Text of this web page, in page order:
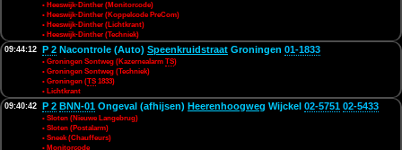
• Heeswijk-Dinther (Monitorcode)
• Heeswijk-Dinther (Koppelcode PreCom)
• Heeswijk-Dinther (Lichtkrant)
• Heeswijk-Dinther (Techniek)
09:44:12 P 2 Nacontrole (Auto) Speenkruidstraat Groningen 01-1833
• Groningen Sontweg (Kazernealarm TS)
• Groningen Sontweg (Techniek)
• Groningen (TS 1833)
• Lichtkrant
09:40:42 P 2 BNN-01 Ongeval (afhijsen) Heerenhoogweg Wijckel 02-5751 02-5433
• Sloten (Nieuwe Langebrug)
• Sloten (Postalarm)
• Sneek (Chauffeurs)
• Monitorcode